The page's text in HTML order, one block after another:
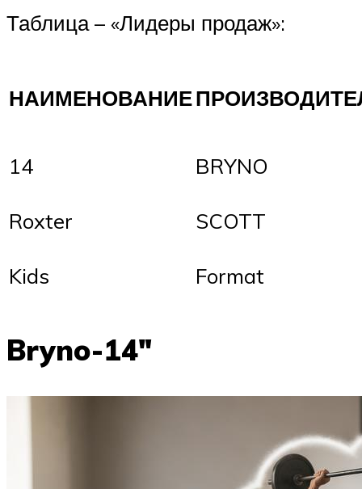
Таблица – «Лидеры продаж»:
НАИМЕНОВАНИЕ
14 BRYNO
Roxter SCOTT
Kids Format
Bryno-14″